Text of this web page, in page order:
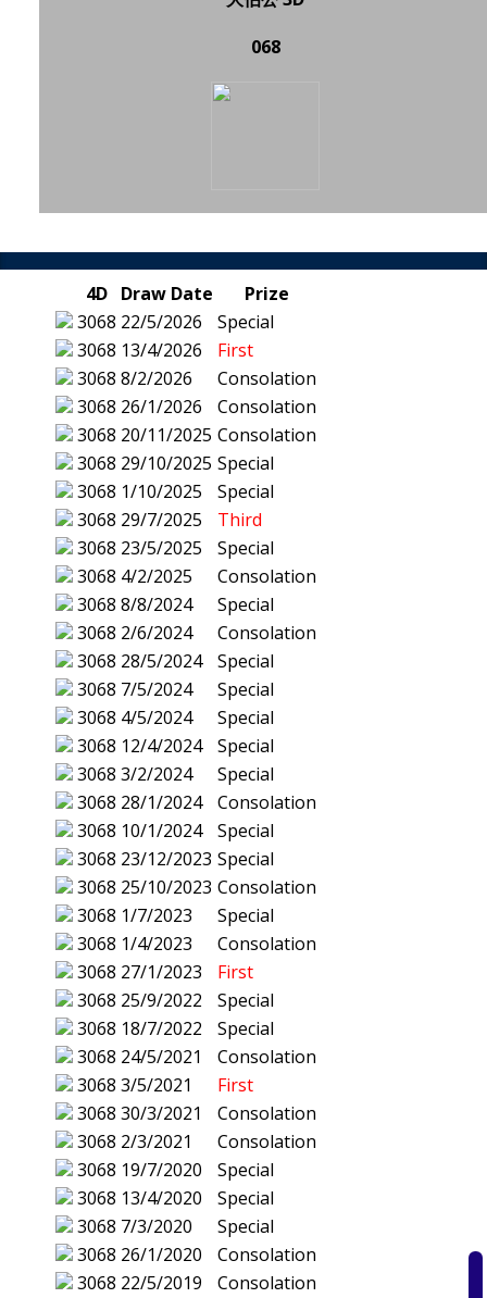
068
4D Draw Date
Prize
3068 22/5/2026
Special
3068 13/4/2026
First
3068 8/2/2026
Consolation
3068 26/1/2026
Consolation
3068 20/11/2025 Consolation
3068 29/10/2025 Special
3068 1/10/2025
Special
3068 29/7/2025
Third
3068 23/5/2025
Special
3068 4/2/2025
Consolation
3068 8/8/2024
Special
3068 2/6/2024
Consolation
3068 28/5/2024
Special
3068 7/5/2024
Special
3068 4/5/2024
Special
3068 12/4/2024
Special
3068 3/2/2024
Special
3068 28/1/2024
Consolation
3068 10/1/2024
Special
3068 23/12/2023 Special
3068 25/10/2023 Consolation
3068 1/7/2023
Special
3068 1/4/2023
Consolation
3068 27/1/2023
First
3068 25/9/2022
Special
3068 18/7/2022
Special
3068 24/5/2021
Consolation
3068 3/5/2021
First
3068 30/3/2021
Consolation
3068 2/3/2021
Consolation
3068 19/7/2020
Special
3068 13/4/2020
Special
3068 7/3/2020
Special
3068 26/1/2020
Consolation
3068 22/5/2019
Consolation